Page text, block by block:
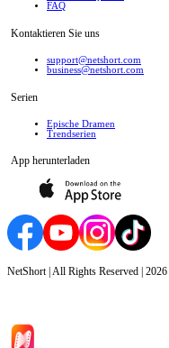
FAQ
Kontaktieren Sie uns
support@netshort.com
business@netshort.com
Serien
Epische Dramen
Trendserien
App herunterladen
NetShort | All Rights Reserved | 2026